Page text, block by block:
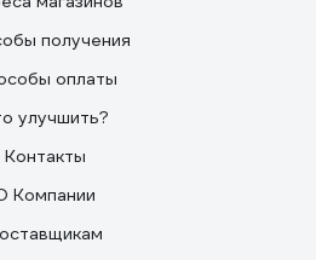
получения
оплаты
улучшить?
Контакты
Компании